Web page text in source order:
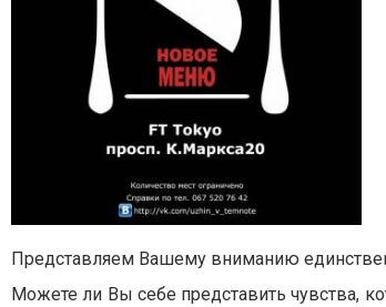
Представляем Вашему вниманию
Можете ли Вы себе представить чувства,